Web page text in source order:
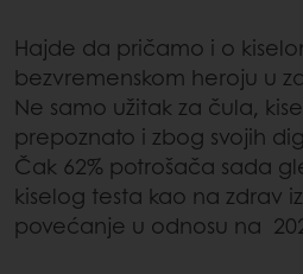
Hajde da pričamo i o
bezvremenskom heroju u
Ne samo užitak za čula,
prepoznato i zbog svojih
Čak 62% potrošača sada
kiselog testa kao na zdrav
povećanje u odnosu na